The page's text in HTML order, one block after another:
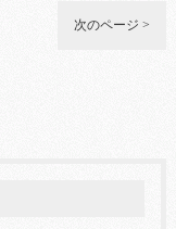
次のページ >